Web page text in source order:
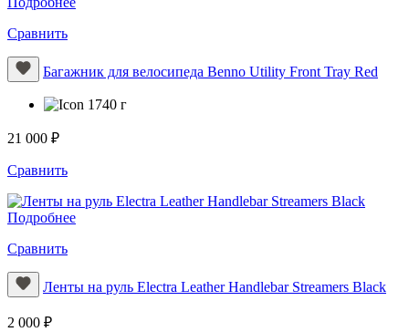
Сравнить
Багажник для велосипеда Benno Utility Front Tray Red
1740 г
21 000 ₽
Сравнить
Подробнее
Сравнить
Ленты на руль Electra Leather Handlebar Streamers Black
2 000 ₽